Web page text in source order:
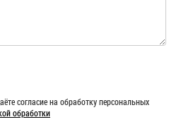
согласие на обработку персональных
обработки